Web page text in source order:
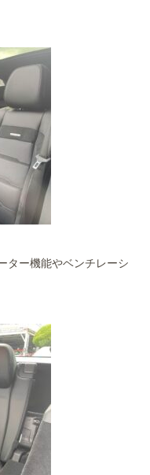
ター機能やベンチレーシ